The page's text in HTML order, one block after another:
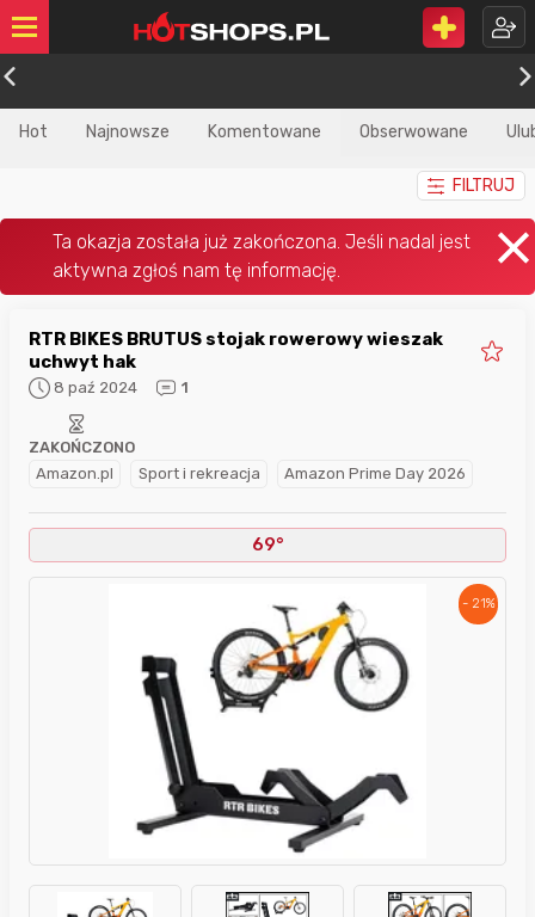
Hot Najnowsze Komentowane Obserwowane
FILTRUJ
RTR BIKES BRUTUS stojak rowerowy wieszak
uchwyt hak
8 paź 2024 1
Amazon.pl Sport i rekreacja Amazon Prime Day 2026
ZAKOŃCZONO
69°
- 21%